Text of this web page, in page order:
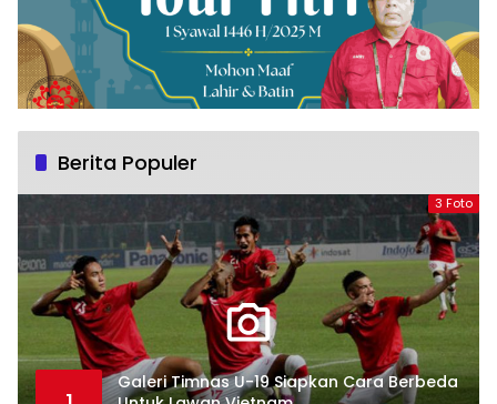
Berita Populer
3 Foto
Galeri Timnas U-19 Siapkan Cara Berbeda